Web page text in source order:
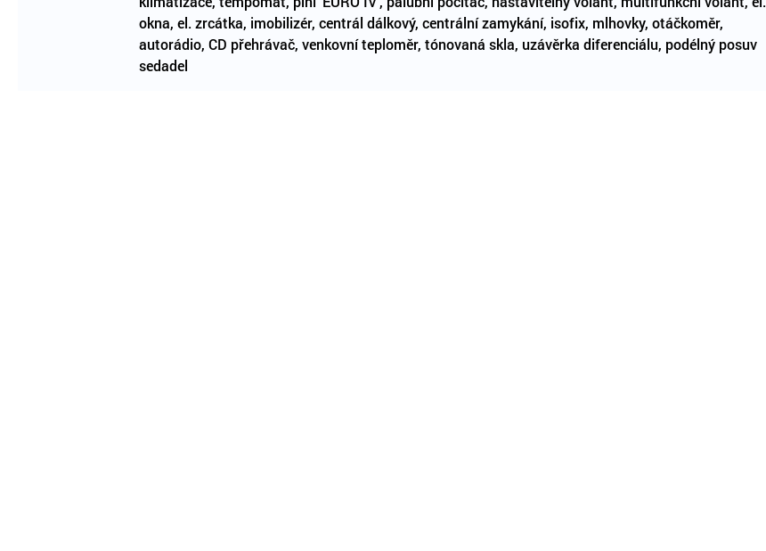
okna, el. zrcátka, imobilizér, centrál dálkový, centrální zamykání, isofix, mlhovky, otáčkoměr,
autorádio, CD přehrávač, venkovní teploměr, tónovaná skla, uzávěrka diferenciálu, podélný posuv
sedadel